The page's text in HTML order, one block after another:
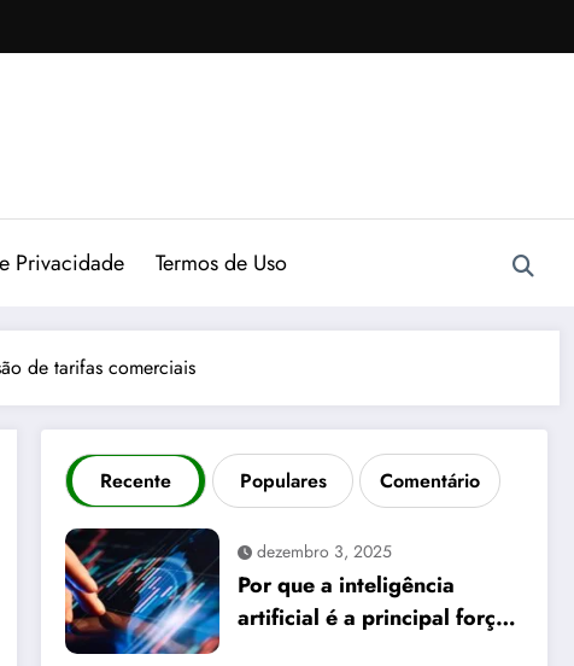
Privacidade Termos de Uso
de tarifas comerciais
Recente Populares Comentário
dezembro 3, 2025
Por que a inteligência
artificial é a principal força